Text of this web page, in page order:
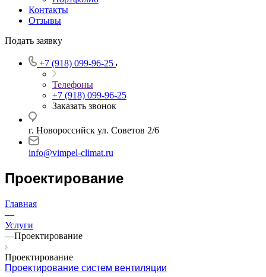
Контакты
Отзывы
Подать заявку
+7 (918) 099-96-25
Телефоны
+7 (918) 099-96-25
Заказать звонок
г. Новороссийск ул. Советов 2/6
info@vimpel-climat.ru
Проектирование
Главная
—
Услуги
—Проектирование
Проектирование
Проектирование систем вентиляции